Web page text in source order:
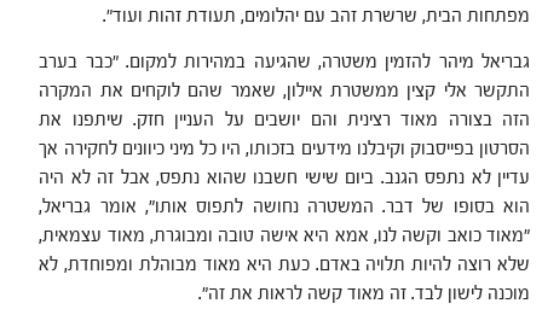
מפתחות הבית, שרשרת זהב עם יהלומים, תעודת זהות ועוד".
גבריאל מיהר להזמין משטרה, שהגיעה במהירות למקום. "כבר בערב
התקשר אלי קצין ממשטרת איילון, שאמר שהם לוקחים את המקרה
הזה בצורה מאוד רצינית והם יושבים על העניין חזק. שיתפנו את
הסרטון בפייסבוק וקיבלנו מידעים בזכותו, היו כל מיני כיוונים לחקירה אך
עדיין לא נתפס הגנב. ביום שישי חשבנו שהוא נתפס, אבל זה לא היה
הוא בסופו של דבר. המשטרה נחושה לתפוס אותו", אומר גבריאל,
"מאוד כואב וקשה לנו, אמא היא אישה טובה ומבוגרת, מאוד עצמאית,
שלא רוצה להיות תלויה באדם. כעת היא מאוד מבוהלת ומפוחדת, לא
מוכנה לישון לבד. זה מאוד קשה לראות את זה".